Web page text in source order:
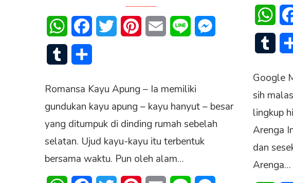
WhatsAppFacebookTwitter PinterestEmail Line Messenger
Tumblr
Romansa Kayu Apung – Ia memiliki
gundukan kayu apung – kayu hanyut – besar
yang ditumpuk di dinding rumah sebelah
selatan. Ujud kayu-kayu itu terbentuk
bersama waktu. Pun oleh alam…
Google
sih
lingkup
Arenga
dan
Arenga…